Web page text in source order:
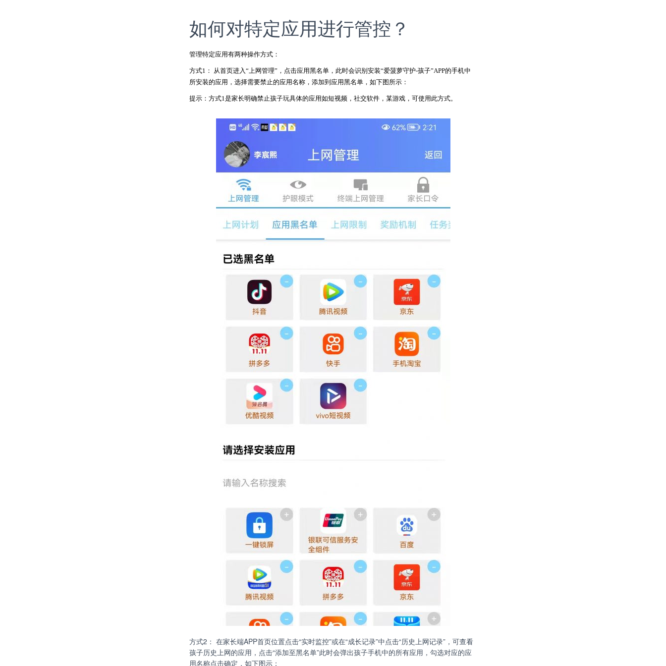
如何对特定应用进行管控？
管理特定应用有两种操作方式：
方式1： 从首页进入“上网管理”，点击应用黑名单，此时会识别安装“爱菠萝守护-孩子”APP的手机中
所安装的应用，选择需要禁止的应用名称，添加到应用黑名单，如下图所示：
提示：方式1是家长明确禁止孩子玩具体的应用如短视频，社交软件，某游戏，可使用此方式。
方式2： 在家长端APP首页位置点击“实时监控”或在“成长记录”中点击“历史上网记录”，可查看
孩子历史上网的应用，点击“添加至黑名单”此时会弹出孩子手机中的所有应用，勾选对应的应
用名称点击确定，如下图示：